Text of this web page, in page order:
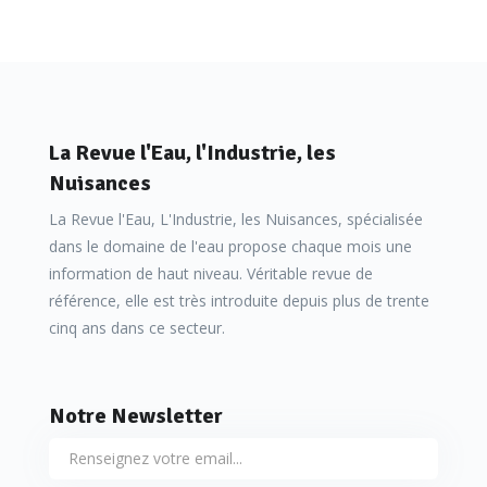
sécuriser la conduite des unités de méthanisation ainsi que
de faciliter les échanges et interactions entre les
partenaires associés au projet.
Déroulement du programme d’innovation
avons pu rédiger un cahier des charges techniques de la
nomenclature des données brutes à relever, des solutions
La Revue l'Eau, l'Industrie, les
Nuisances
La Revue l'Eau, L'Industrie, les Nuisances, spécialisée
dans le domaine de l'eau propose chaque mois une
information de haut niveau. Véritable revue de
référence, elle est très introduite depuis plus de trente
cinq ans dans ce secteur.
Notre Newsletter